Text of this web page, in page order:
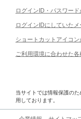
ログインID・パスワー
ログインIDにしていた
ショートカットアイコ
ご利用環境に合わせた
当サイトでは情報保護の
用しております。